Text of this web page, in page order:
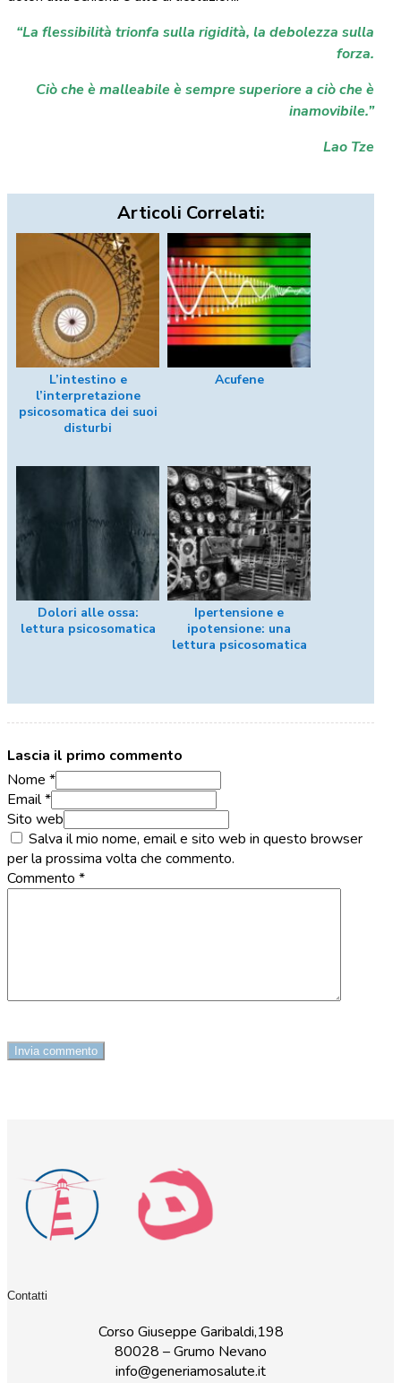
“La flessibilità trionfa sulla rigidità, la debolezza sulla
forza.
Ciò che è malleabile è sempre superiore a ciò che è
inamovibile.”
Lao Tze
Articoli Correlati:
L’intestino e
l’interpretazione
psicosomatica dei suoi
disturbi
Acufene
Dolori alle ossa:
lettura psicosomatica
Ipertensione e
ipotensione: una
lettura psicosomatica
Lascia il primo commento
Nome *
Email *
Sito web
Salva il mio nome, email e sito web in questo browser
per la prossima volta che commento.
Commento *
Contatti
Corso Giuseppe Garibaldi,198
80028 – Grumo Nevano
info@generiamosalute.it